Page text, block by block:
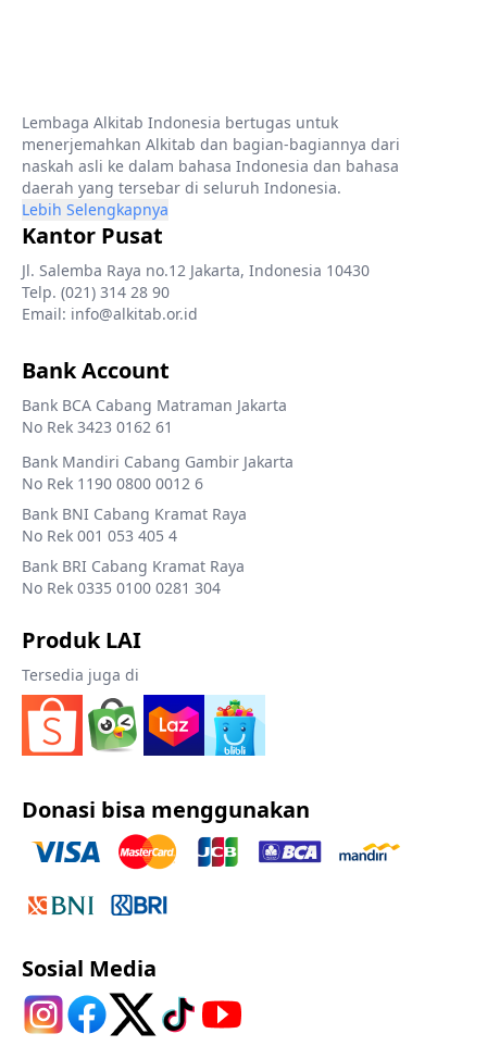
Lembaga Alkitab Indonesia bertugas untuk
menerjemahkan Alkitab dan bagian-bagiannya dari
naskah asli ke dalam bahasa Indonesia dan bahasa
daerah yang tersebar di seluruh Indonesia.
Lebih Selengkapnya
Kantor Pusat
Jl. Salemba Raya no.12 Jakarta, Indonesia 10430
Telp. (021) 314 28 90
Email: info@alkitab.or.id
Bank Account
Bank BCA Cabang Matraman Jakarta
No Rek 3423 0162 61
Bank Mandiri Cabang Gambir Jakarta
No Rek 1190 0800 0012 6
Bank BNI Cabang Kramat Raya
No Rek 001 053 405 4
Bank BRI Cabang Kramat Raya
No Rek 0335 0100 0281 304
Produk LAI
Tersedia juga di
Donasi bisa menggunakan
Sosial Media